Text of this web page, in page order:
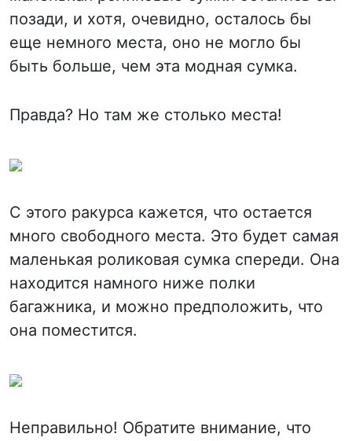
позади, и хотя, очевидно, осталось бы
еще немного места, оно не могло бы
быть больше, чем эта модная сумка.
Правда? Но там же столько места!
С этого ракурса кажется, что остается
много свободного места. Это будет самая
маленькая роликовая сумка спереди. Она
находится намного ниже полки
багажника, и можно предположить, что
она поместится.
Неправильно! Обратите внимание, что